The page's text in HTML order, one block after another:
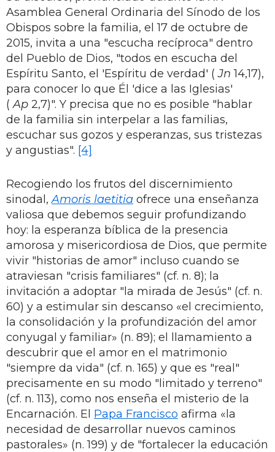
Asamblea General Ordinaria del Sínodo de los
Obispos sobre la familia, el 17 de octubre de
2015, invita a una "escucha recíproca" dentro
del Pueblo de Dios, "todos en escucha del
Espíritu Santo, el 'Espíritu de verdad' (Jn 14,17),
para conocer lo que Él 'dice a las Iglesias'
(Ap 2,7)". Y precisa que no es posible "hablar
de la familia sin interpelar a las familias,
escuchar sus gozos y esperanzas, sus tristezas
y angustias". [4]
Recogiendo los frutos del discernimiento
sinodal,Amoris laetitia ofrece una enseñanza
valiosa que debemos seguir profundizando
hoy: la esperanza bíblica de la presencia
amorosa y misericordiosa de Dios, que permite
vivir "historias de amor" incluso cuando se
atraviesan "crisis familiares" (cf. n. 8); la
invitación a adoptar "la mirada de Jesús" (cf. n.
60) y a estimular sin descanso «el crecimiento,
la consolidación y la profundización del amor
conyugal y familiar» (n. 89); el llamamiento a
descubrir que el amor en el matrimonio
"siempre da vida" (cf. n. 165) y que es "real"
precisamente en su modo "limitado y terreno"
(cf. n. 113), como nos enseña el misterio de la
Encarnación. El Papa Francisco afirma «la
necesidad de desarrollar nuevos caminos
pastorales» (n. 199) y de "fortalecer la educación